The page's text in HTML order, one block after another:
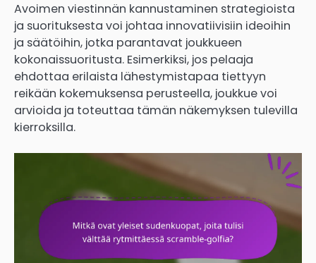
Avoimen viestinnän kannustaminen strategioista
ja suorituksesta voi johtaa innovatiivisiin ideoihin
ja säätöihin, jotka parantavat joukkueen
kokonaissuoritusta. Esimerkiksi, jos pelaaja
ehdottaa erilaista lähestymistapaa tiettyyn
reikään kokemuksensa perusteella, joukkue voi
arvioida ja toteuttaa tämän näkemyksen tulevilla
kierroksilla.